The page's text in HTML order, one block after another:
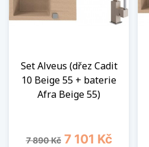
Set Alveus (dřez Cadit
10 Beige 55 + baterie
Afra Beige 55)
Běžná cena
7 890 Kč Cena
7 101 Kč